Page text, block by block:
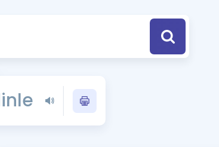
Tüm ÖSYM Sınavları Tek Takvimde
YDS - YÖKDİL Tüm Sınavlarla İlgili Haberler
İngilizce Gramer